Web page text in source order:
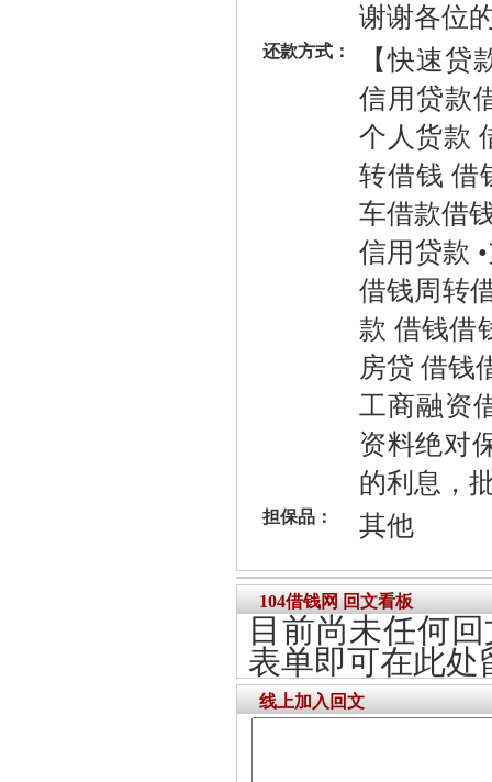
谢谢各位
还款方式：
【快速
信用贷款
个人货款
转借钱 借
车借款借
信用贷款
借钱周转
款 借钱借
房贷 借钱
工商融资
资料绝对
的利息，
担保品： 其他
104借钱网 回文看板
目前尚未任何
表单即可在此处
线上加入回文